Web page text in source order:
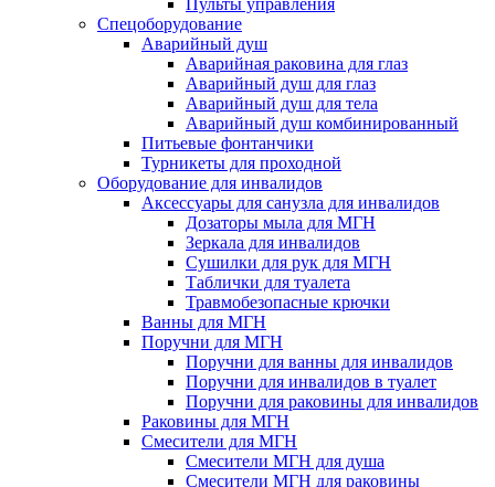
Пульты управления
Спецоборудование
Аварийный душ
Аварийная раковина для глаз
Аварийный душ для глаз
Аварийный душ для тела
Аварийный душ комбинированный
Питьевые фонтанчики
Турникеты для проходной
Оборудование для инвалидов
Аксессуары для санузла для инвалидов
Дозаторы мыла для МГН
Зеркала для инвалидов
Сушилки для рук для МГН
Таблички для туалета
Травмобезопасные крючки
Ванны для МГН
Поручни для МГН
Поручни для ванны для инвалидов
Поручни для инвалидов в туалет
Поручни для раковины для инвалидов
Раковины для МГН
Смесители для МГН
Смесители МГН для душа
Смесители МГН для раковины